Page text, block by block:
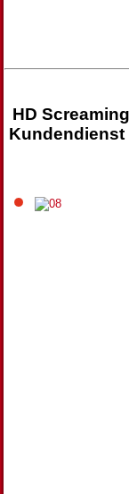
HD
Kundendienst